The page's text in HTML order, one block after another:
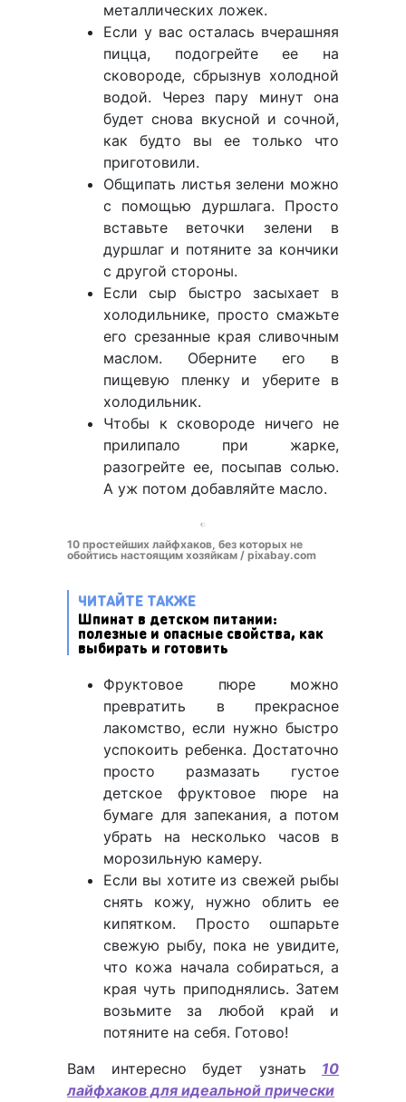
металлических ложек.
Если у вас осталась вчерашняя
пицца, подогрейте ее на
сковороде, сбрызнув холодной
водой. Через пару минут она
будет снова вкусной и сочной,
как будто вы ее только что
приготовили.
Общипать листья зелени можно
с помощью дуршлага. Просто
вставьте веточки зелени в
дуршлаг и потяните за кончики
с другой стороны.
Если сыр быстро засыхает в
холодильнике, просто смажьте
его срезанные края сливочным
маслом. Оберните его в
пищевую пленку и уберите в
холодильник.
Чтобы к сковороде ничего не
прилипало при жарке,
разогрейте ее, посыпав солью.
А уж потом добавляйте масло.
10 простейших лайфхаков, без которых не
обойтись настоящим хозяйкам / pixabay.com
ЧИТАЙТЕ ТАКЖЕ
Шпинат в детском питании:
полезные и опасные свойства, как
выбирать и готовить
Фруктовое пюре можно
превратить в прекрасное
лакомство, если нужно быстро
успокоить ребенка. Достаточно
просто размазать густое
детское фруктовое пюре на
бумаге для запекания, а потом
убрать на несколько часов в
морозильную камеру.
Если вы хотите из свежей рыбы
снять кожу, нужно облить ее
кипятком. Просто ошпарьте
свежую рыбу, пока не увидите,
что кожа начала собираться, а
края чуть приподнялись. Затем
возьмите за любой край и
потяните на себя. Готово!
Вам интересно будет узнать 10
лайфхаков для идеальной прически